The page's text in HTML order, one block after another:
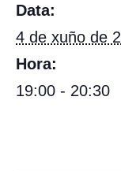
Data:
4 de xuño de
Hora:
19:00 - 20:30